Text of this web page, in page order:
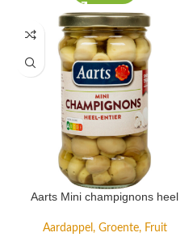
Aarts Mini champignons heel
Aardappel, Groente, Fruit